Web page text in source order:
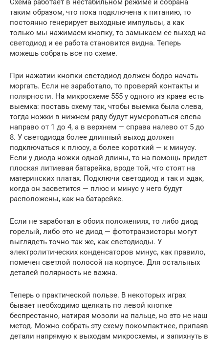
Схема работает в нестабильном режиме и собрана
таким образом, что пока подключена к питанию, то
постоянно генерирует выходные импульсы, а как
только мы нажимаем кнопку, то замыкаем ее выход на
светодиод и ее работа становится видна. Теперь
можешь собрать все по схеме.
При нажатии кнопки светодиод должен бодро начать
моргать. Если не заработало, то проверяй контакты и
полярности. На микросхеме 555 у одного из краев есть
выемка: поставь схему так, чтобы выемка была слева,
тогда ножки в нижнем ряду будут нумероваться слева
направо от 1 до 4, а в верхнем — справа налево от 5 до
8. У светодиода более длинный выход должен
подключаться к плюсу, а более короткий — к минусу.
Если у диода ножки одной длины, то на помощь придет
плоская литиевая батарейка, вроде той, что стоят на
материнских платах. Подключи светодиод и так и эдак,
когда он засветится — плюс и минус у него будут
расположены, как на батарейке.
Если не заработал в обоих положениях, то либо диод
горелый, либо это не диод — фототранзисторы могут
выглядеть точно так же, как светодиоды. У
электролитических конденсаторов минус, как правило,
помечен светлой полосой на корпусе. Для остальных
деталей полярность не важна.
Теперь о практической пользе. В некоторых играх
бывает необходимо щелкать по левой кнопке
беспрестанно, натирая мозоли на пальце, но это не наш
метод. Можно собрать эту схему покомпактнее, припаяв
детали напрямую к выходам микросхемы, и запихнуть в